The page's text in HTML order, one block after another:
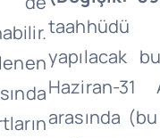
taahhüdü
yapılacak
Haziran-31
arasında